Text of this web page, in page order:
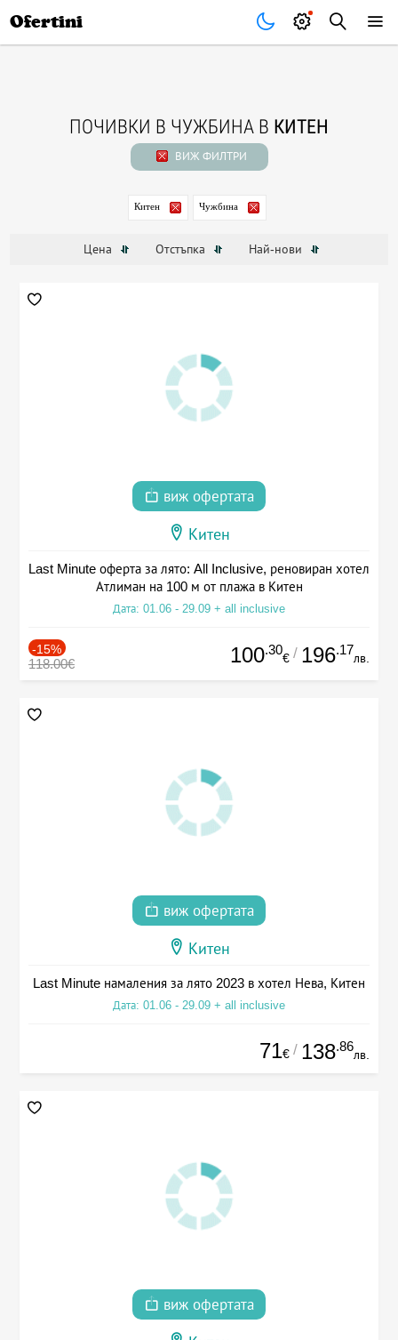
Ofertini
ПОЧИВКИ В ЧУЖБИНА В КИТЕН
ВИЖ ФИЛТРИ
Китен Чужбина
Цена Отстъпка Най-нови
виж офертата
Китен
Last Minute оферта за лято: All Inclusive, реновиран хотел
Атлиман на 100 м от плажа в Китен
Дата: 01.06 - 29.09 + all inclusive
-15%
118.00€ 100.30
€ / 196.17
лв.
виж офертата
Китен
Last Minute намаления за лято 2023 в хотел Нева, Китен
Дата: 01.06 - 29.09 + all inclusive
71€ / 138.86
лв.
виж офертата